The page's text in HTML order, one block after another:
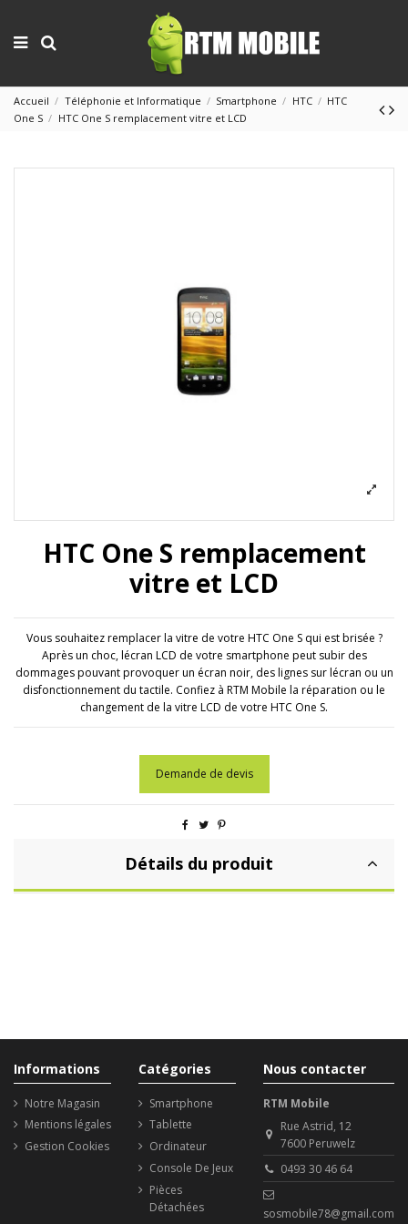
Accueil Téléphonie et Informatique Smartphone HTC
HTC
One S
HTC One S remplacement vitre et LCD
HTC One S remplacement
vitre et LCD
Vous souhaitez remplacer la vitre de votre HTC One S qui est brisée ?
Après un choc, lécran LCD de votre smartphone peut subir des
dommages pouvant provoquer un écran noir, des lignes sur lécran ou un
disfonctionnement du tactile. Confiez à RTM Mobile la réparation ou le
changement de la vitre LCD de votre HTC One S.
Demande de devis
Détails du produit
Informations
Notre Magasin
Mentions légales
Gestion Cookies
Catégories
Smartphone
Tablette
Ordinateur
Console De Jeux
Pièces
Détachées
Nous contacter
RTM Mobile
Rue Astrid, 12
7600 Peruwelz
0493 30 46 64
sosmobile78@gmail.com